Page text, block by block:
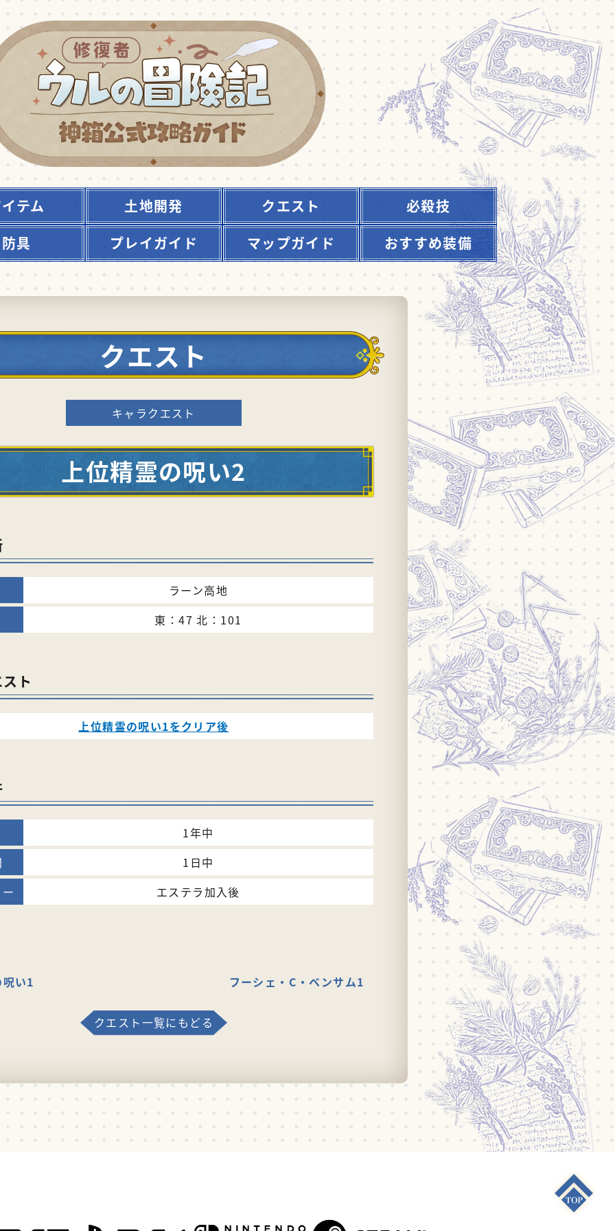
テム 土地開発 クエスト
必殺技
防具
プレイガイド マップガイド おすすめ装備
クエスト
キャラクエスト
上位精霊の呪い2
ラーン高地
東：47 北：101
ト
上位精霊の呪い1をクリア後
1年中
1日中
エステラ加入後
い1 フーシェ・C・ベンサム1
クエスト一覧にもどる